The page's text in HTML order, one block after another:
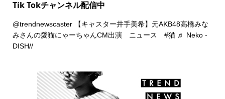
Tik Tokチャンネル配信中
@trendnewscaster【キャスター井手美希】元AKB48高橋みな
みさんの愛猫にゃーちゃんCM出演 ニュース #猫 ♬ Neko -
DISH//